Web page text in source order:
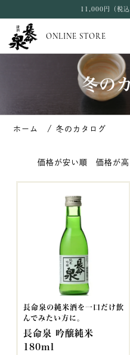
11,000円（税
ONLINE STORE
冬の
冬のカタログ
価格が安い順 価格が
長命泉の純米酒を一口だけ飲
んでみたい方に。
長命泉 吟醸純米
180ml